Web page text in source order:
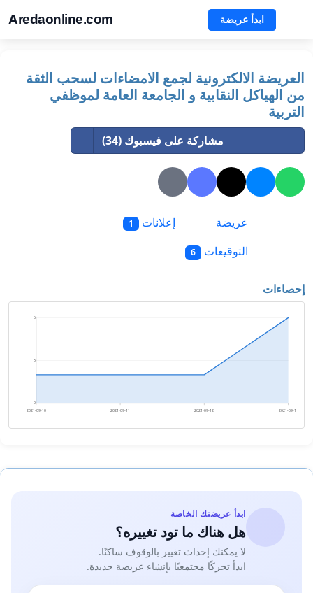
Aredaonline.com ابدأ عريضة
العريضة الالكترونية لجمع الامضاءات لسحب الثقة
من الهياكل النقابية و الجامعة العامة لموظفي
التربية
مشاركة على فيسبوك (34)
عريضة إعلانات 1
التوقيعات 6
إحصاءات
0
3
6
2021-09-10 2021-09-11 2021-09-12 2021-09-13
ابدأ عريضتك الخاصة
هل هناك ما تود تغييره؟
لا يمكنك إحداث تغيير بالوقوف ساكنًا.
ابدأ تحركًا مجتمعيًا بإنشاء عريضة جديدة.